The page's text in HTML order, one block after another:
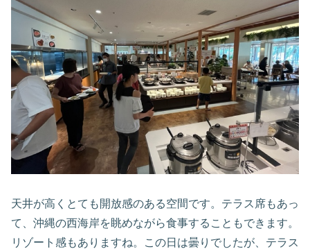
天井が高くとても開放感のある空間です。テラス席もあっ
て、沖縄の西海岸を眺めながら食事することもできます。
リゾート感もありますね。この日は曇りでしたが、テラス